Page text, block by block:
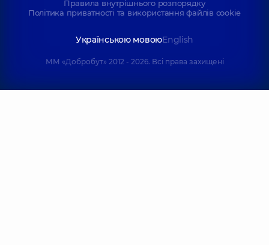
Правила внутрішнього розпорядку
Політика приватності та використання файлів cookie
Українською мовоюEnglish
ММ «Добробут» 2012 - 2026. Всі права захищені